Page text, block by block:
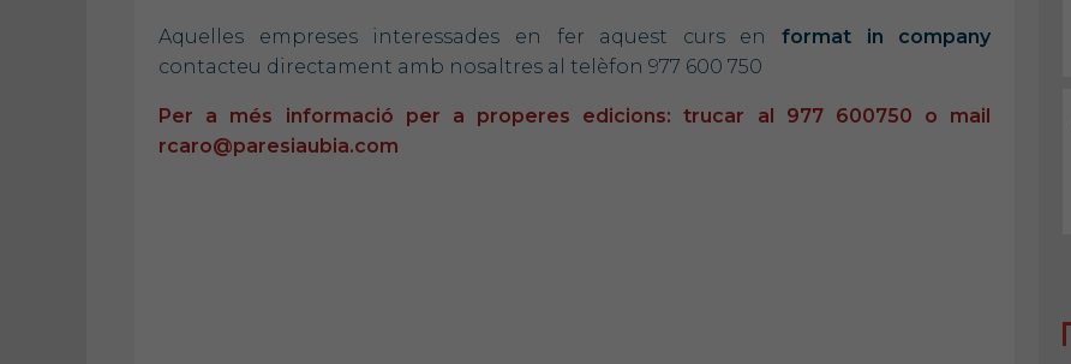
Aquelles empreses interessades en fer aquest curs enformat in company
contacteu directament amb nosaltres al telèfon 977 600 750
Per a més informació per a properes edicions: trucar al 977 600750 o mail
rcaro@paresiaubia.com